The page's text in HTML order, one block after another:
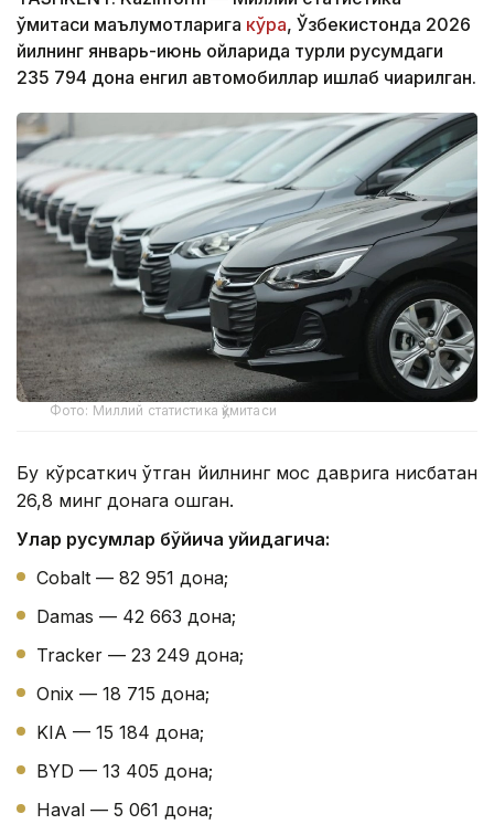
қўмитаси маълумотларига кўра, Ўзбекистонда 2026
йилнинг январь-июнь ойларида турли русумдаги
235 794 дона енгил автомобиллар ишлаб чиқарилган.
Фото: Миллий статистика қўмитаси
Бу кўрсаткич ўтган йилнинг мос даврига нисбатан
26,8 минг донага ошган.
Улар русумлар бўйича қуйидагича:
Cobalt — 82 951 дона;
Damas — 42 663 дона;
Tracker — 23 249 дона;
Onix — 18 715 дона;
KIA — 15 184 дона;
BYD — 13 405 дона;
Haval — 5 061 дона;